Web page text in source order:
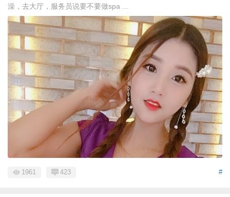
澡，去大厅，服务员说要不要做spa ...
#
1961 423